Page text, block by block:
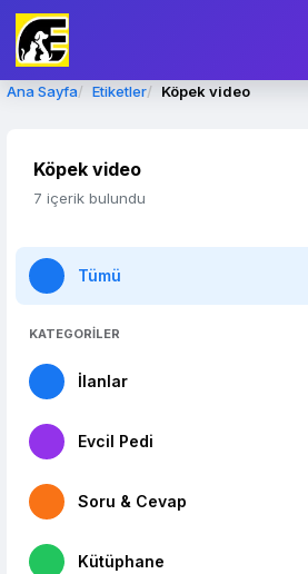
Ana Sayfa Etiketler Köpek video
Köpek video
7 içerik bulundu
Tümü
KATEGORİLER
İlanlar
Evcil Pedi
Soru & Cevap
Kütüphane